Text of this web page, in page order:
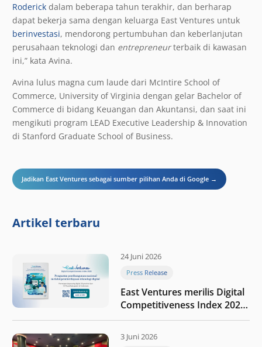
Roderick dalam beberapa tahun terakhir, dan berharap
dapat bekerja sama dengan keluarga East Ventures untuk
berinvestasi, mendorong pertumbuhan dan keberlanjutan
perusahaan teknologi dan entrepreneurterbaik di kawasan
ini,” kata Avina.
Avina lulus magna cum laude dari McIntire School of
Commerce, University of Virginia dengan gelar Bachelor of
Commerce di bidang Keuangan dan Akuntansi, dan saat ini
mengikuti program LEAD Executive Leadership & Innovation
di Stanford Graduate School of Business.
Jadikan East Ventures sebagai sumber pilihan Anda di Google →
Artikel terbaru
24 Juni 2026
Press Release
East Ventures merilis Digital
Competitiveness Index 2026,
menyoroti fase transformasi
digital Indonesia selanjutnya
3 Juni 2026